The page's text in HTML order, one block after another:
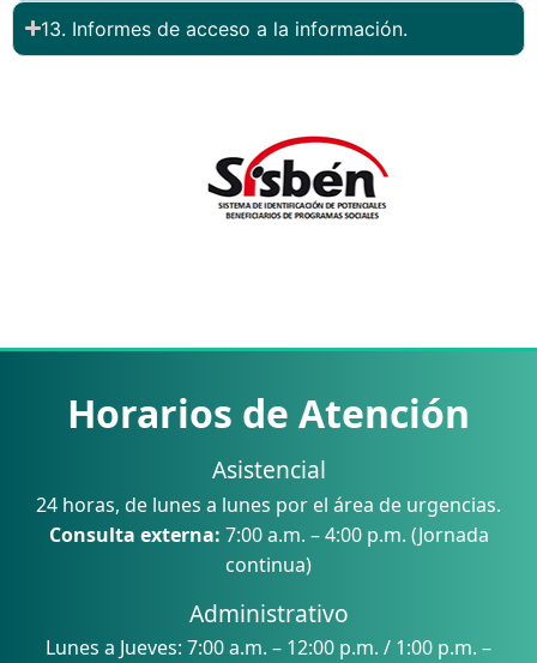
13. Informes de acceso a la información.
Horarios de Atención
Asistencial
24 horas, de lunes a lunes por el área de urgencias.
Consulta externa: 7:00 a.m. – 4:00 p.m. (Jornada
continua)
Administrativo
Lunes a Jueves: 7:00 a.m. – 12:00 p.m. / 1:00 p.m. –